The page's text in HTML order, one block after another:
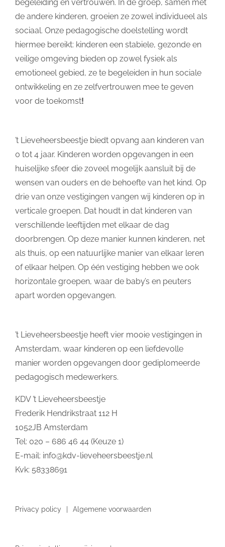
begeleiding en vertrouwen. In de groep, samen met
de andere kinderen, groeien ze zowel individueel als
sociaal. Onze pedagogische doelstelling wordt
hiermee bereikt: kinderen een stabiele, gezonde en
veilige omgeving bieden op zowel fysiek als
emotioneel gebied, ze te begeleiden in hun sociale
ontwikkeling en ze zelfvertrouwen mee te geven
voor de toekomst!
’t Lieveheersbeestje biedt opvang aan kinderen van
0 tot 4 jaar. Kinderen worden opgevangen in een
huiselijke sfeer die zoveel mogelijk aansluit bij de
wensen van ouders en de behoefte van het kind. Op
drie van onze vestigingen vangen wij kinderen op in
verticale groepen. Dat houdt in dat kinderen van
verschillende leeftijden met elkaar de dag
doorbrengen. Op deze manier kunnen kinderen, net
als thuis, op een natuurlijke manier van elkaar leren
of elkaar helpen. Op één vestiging hebben we ook
horizontale groepen, waar de baby’s en peuters
apart worden opgevangen.
’t Lieveheersbeestje heeft vier mooie vestigingen in
Amsterdam, waar kinderen op een liefdevolle
manier worden opgevangen door gediplomeerde
pedagogisch medewerkers.
KDV ’t Lieveheersbeestje
Frederik Hendrikstraat 112 H
1052JB Amsterdam
Tel: 020 – 686 46 44 (Keuze 1)
E-mail: info@kdv-lieveheersbeestje.nl
Kvk: 58338691
Privacy policy Algemene voorwaarden